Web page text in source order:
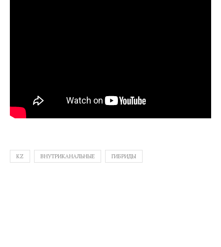
KZ ВНУТРИКАНАЛЬНЫЕ ГИБРИДЫ